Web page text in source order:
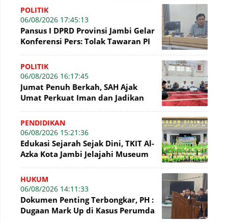
POLITIK
06/08/2026 17:45:13
Pansus I DPRD Provinsi Jambi Gelar
Konferensi Pers: Tolak Tawaran PI
POLITIK
06/08/2026 16:17:45
Jumat Penuh Berkah, SAH Ajak
Umat Perkuat Iman dan Jadikan
Membangun Bangsa
PENDIDIKAN
06/08/2026 15:21:36
Edukasi Sejarah Sejak Dini, TKIT Al-
Azka Kota Jambi Jelajahi Museum
HUKUM
06/08/2026 14:11:33
Dokumen Penting Terbongkar, PH :
Dugaan Mark Up di Kasus Perumda